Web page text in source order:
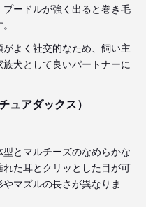
ードルが強く出ると巻き毛
よく社交的なため、飼い主
犬として良いパートナーに
ュアダックス）
とマルチーズのなめらかな
た耳とクリッとした目が可
マズルの長さが異なりま